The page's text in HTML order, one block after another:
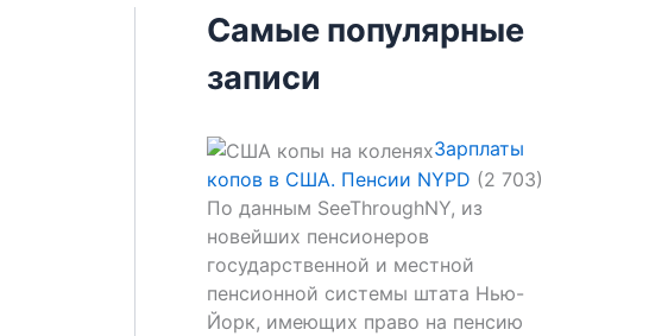
Самые популярные
записи
Зарплаты
копов в США. Пенсии NYPD (2 703)
По данным SeeThroughNY, из
новейших пенсионеров
государственной и местной
пенсионной системы штата Нью-
Йорк, имеющих право на пенсию